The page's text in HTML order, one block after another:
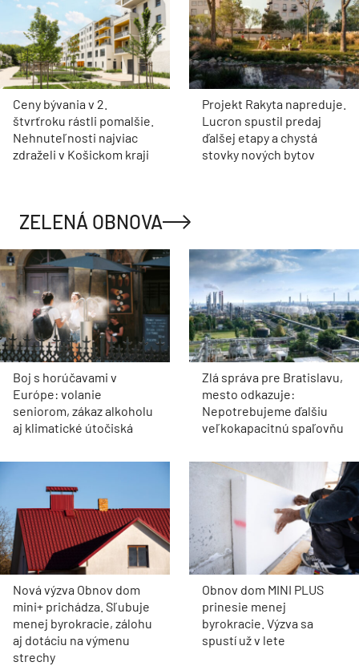
Ceny bývania v 2.
štvrťroku rástli pomalšie.
Nehnuteľnosti najviac
zdraželi v Košickom kraji
Projekt Rakyta napreduje.
Lucron spustil predaj
ďalšej etapy a chystá
stovky nových bytov
ZELENÁ OBNOVA
Boj s horúčavami v
Európe: volanie
seniorom, zákaz alkoholu
aj klimatické útočiská
Zlá správa pre Bratislavu,
mesto odkazuje:
Nepotrebujeme ďalšiu
veľkokapacitnú spaľovňu
Nová výzva Obnov dom
mini+ prichádza. Sľubuje
menej byrokracie, zálohu
aj dotáciu na výmenu
strechy
Obnov dom MINI PLUS
prinesie menej
byrokracie. Výzva sa
spustí už v lete